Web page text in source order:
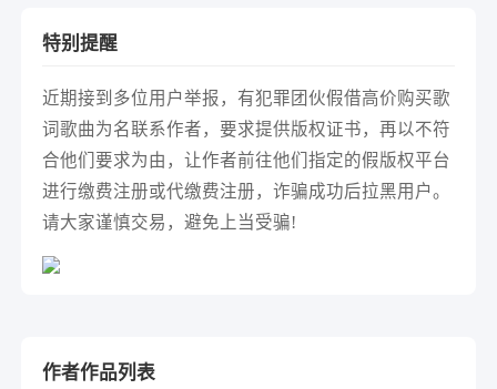
特别提醒
近期接到多位用户举报，有犯罪团伙假借高价购买歌
词歌曲为名联系作者，要求提供版权证书，再以不符
合他们要求为由，让作者前往他们指定的假版权平台
进行缴费注册或代缴费注册，诈骗成功后拉黑用户。
请大家谨慎交易，避免上当受骗!
作者作品列表